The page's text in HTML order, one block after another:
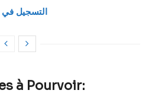
التسجيل في
à Pourvoir: